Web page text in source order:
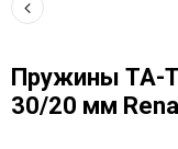
Пружины TA-
30/20 мм